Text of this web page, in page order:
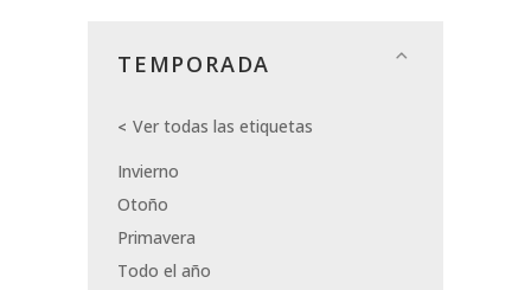
TEMPORADA
Ver todas las etiquetas
Invierno
Otoño
Primavera
Todo el año